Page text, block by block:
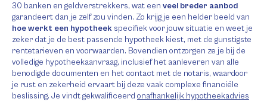
30 banken en geldverstrekkers, wat een veel breder aanbod
garandeert dan je zelf zou vinden. Zo krijg je een helder beeld van
hoe werkt een hypotheek specifiek voor jouw situatie en weet je
zeker dat je de best passende hypotheek kiest, met de gunstigste
rentetarieven en voorwaarden. Bovendien ontzorgen ze je bij de
volledige hypotheekaanvraag, inclusief het aanleveren van alle
benodigde documenten en het contact met de notaris, waardoor
je rust en zekerheid ervaart bij deze vaak complexe financiële
beslissing. Je vindt gekwalificeerd onafhankelijk hypotheekadvies